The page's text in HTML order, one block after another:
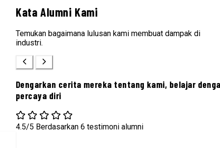
Kata Alumni Kami
Temukan bagaimana lulusan kami membuat dampak di
industri.
Dengarkan cerita mereka tentang kami, belajar
percaya diri
4.5/5 Berdasarkan 6 testimoni alumni